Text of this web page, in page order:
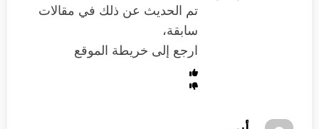
تم الحديث عن ذلك في مقالات
سابقة،
ارجع إلى خريطة الموقع